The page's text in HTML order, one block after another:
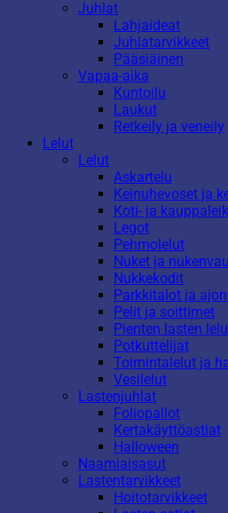
Juhlat
Lahjaideat
Juhlatarvikkeet
Pääsiäinen
Vapaa-aika
Kuntoilu
Laukut
Retkeily ja veneily
Lelut
Lelut
Askartelu
Keinuhevoset ja
Koti- ja
Legot
Pehmolelut
Nuket ja
Nukkekodit
Parkkitalot ja
Pelit ja soittimet
Pienten lasten
Potkuttelijat
Toimintalelut ja
Vesilelut
Lastenjuhlat
Foliopallot
Kertakäyttöastiat
Halloween
Naamiaisasut
Lastentarvikkeet
Hoitotarvikkeet